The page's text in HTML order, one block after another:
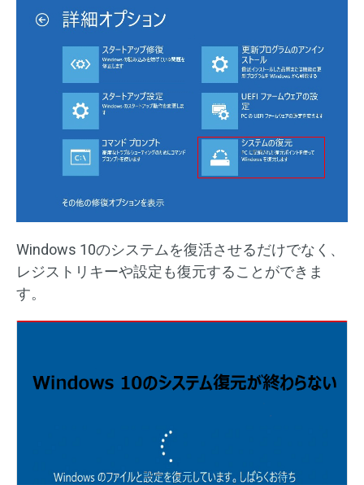
Windows 10のシステムを復活させるだけでなく、
レジストリキーや設定も復元することができま
す。